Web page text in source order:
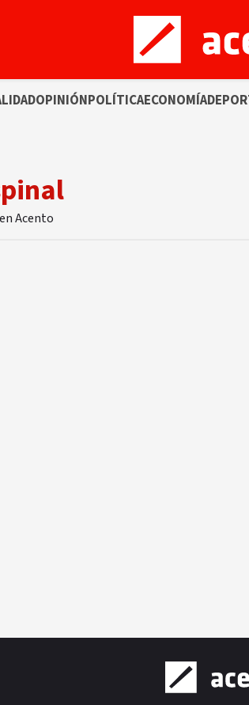
OPINIÓNPOLÍTICAECONOMÍA
Acento